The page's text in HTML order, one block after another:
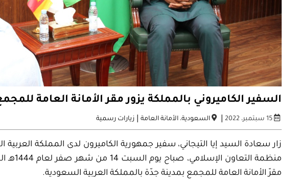
السفير الكاميروني بالمملكة يزور مقر الأمانة العامة
15 سبتمبر، 2022 | السعودية، الأمانة العامة| زيارات رسمية
زار سعادة السيد إيا التيجاني، سفير جمهورية الكاميرون لدى المملكة
مقرّ الأمانة العامة للمجمع بمدينة جدّة بالمملكة العربية السعودية.